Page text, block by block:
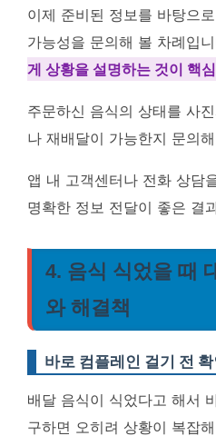
이제 준비된 정보를 바탕으
가능성을 문의해 볼 차례입
게 상황을 설명하는 것이 핵심
주문하신 음식의 상태를 사
나 재배달이 가능한지 문의
앱 내 고객센터나 전화 상담
명확한 정보 전달이 좋은 결
4. 음식 식었을 때
와 해결책
바로 컴플레인 걸기 전
배달 음식이 식었다고 해서
구하면 오히려 상황이 복잡